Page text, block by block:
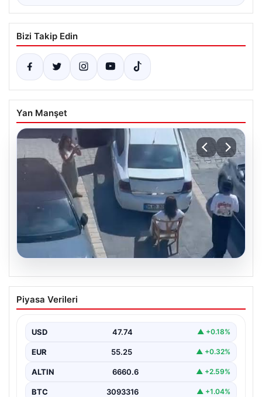
Bizi Takip Edin
Yan Manşet
Yalova’da Kafenin Önünde Park İhlali
Komik ve Gergin Anlara Sahne Oldu
Mahallesi Ufuk Sokak’ta bulunan bir kafede çalışan…
Piyasa Verileri
USD 47.74 ▲ +0.18%
EUR 55.25 ▲ +0.32%
ALTIN 6660.6 ▲ +2.59%
BTC 3093316 ▲ +1.04%